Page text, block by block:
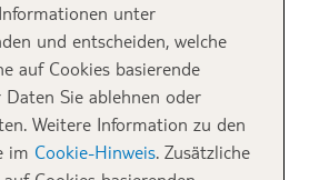
Calypso Resort & Spa auf Fuerteventura
unter
und entscheiden, welche
auf Cookies basierende
Sie ablehnen oder
Weitere Information zu den
im Cookie-Hinweis. Zusätzliche